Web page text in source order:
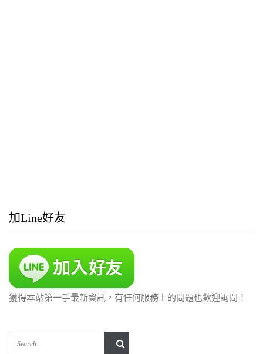
加Line好友
獲得本站第一手最新資訊，有任何服務上的問題也歡迎詢問！